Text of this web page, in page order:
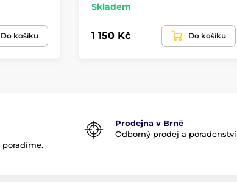
Do košíku
Skladem
1 150 Kč Do košíku
poradíme.
Prodejna v Brně
Odborný prodej a poradenství